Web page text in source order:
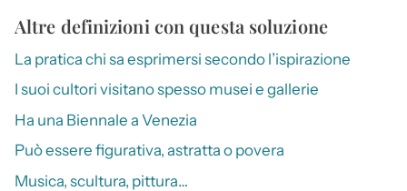
Altre definizioni con questa soluzione
La pratica chi sa esprimersi secondo l’ispirazione
I suoi cultori visitano spesso musei e gallerie
Ha una Biennale a Venezia
Può essere figurativa, astratta o povera
Musica, scultura, pittura…